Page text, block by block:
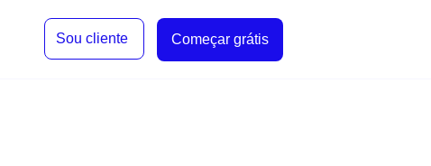
Sou cliente Começar grátis